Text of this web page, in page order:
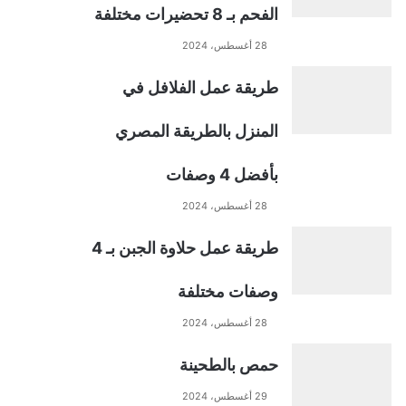
الفحم بـ 8 تحضيرات مختلفة
28 أغسطس، 2024
طريقة عمل الفلافل في
المنزل بالطريقة المصري
بأفضل 4 وصفات
28 أغسطس، 2024
طريقة عمل حلاوة الجبن بـ 4
وصفات مختلفة
28 أغسطس، 2024
حمص بالطحينة
29 أغسطس، 2024